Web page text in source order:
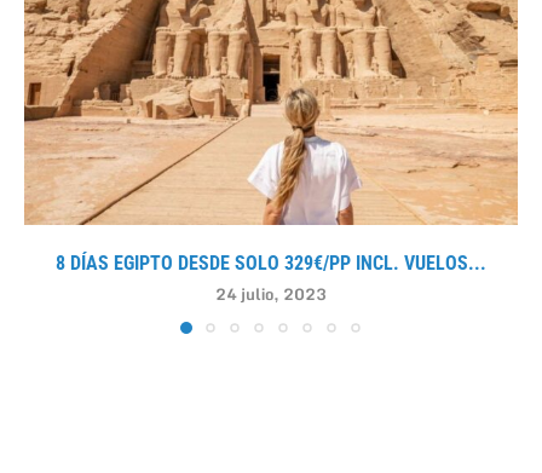
8 DÍAS EGIPTO DESDE SOLO 329€/PP INCL. VUELOS...
24 julio, 2023